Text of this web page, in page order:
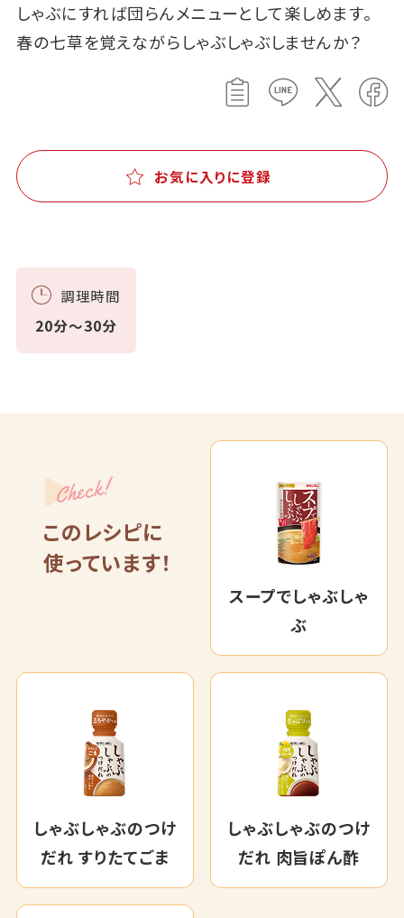
しゃぶにすれば団らんメニューとして楽しめます。
春の七草を覚えながらしゃぶしゃぶしませんか？
お気に入りに登録
調理時間
20分～30分
Check!
このレシピに
使っています！
スープでしゃぶしゃ
ぶ
しゃぶしゃぶのつけ
だれ すりたてごま
しゃぶしゃぶのつけ
だれ 肉旨ぽん酢